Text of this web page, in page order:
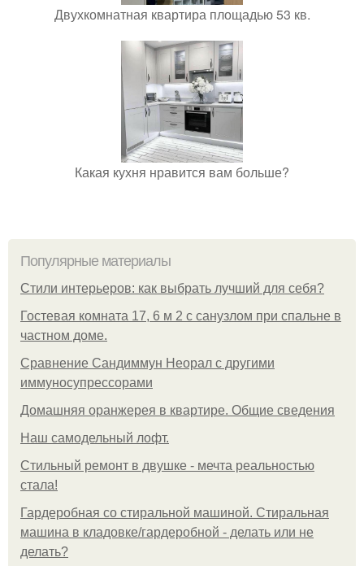
Двухкомнатная квартира площадью 53 кв.
Какая кухня нравится вам больше?
Популярные материалы
Стили интерьеров: как выбрать лучший для себя?
Гостевая комната 17, 6 м 2 с санузлом при спальне в
частном доме.
Сравнение Сандиммун Неорал с другими
иммуносупрессорами
Домашняя оранжерея в квартире. Общие сведения
Наш самодельный лофт.
Стильный ремонт в двушке - мечта реальностью
стала!
Гардеробная со стиральной машиной. Стиральная
машина в кладовке/гардеробной - делать или не
делать?